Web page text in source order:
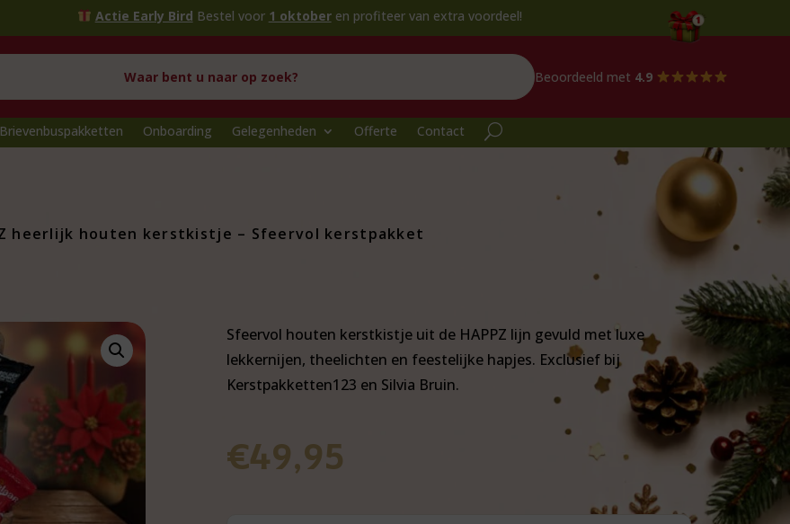
Early BirdBestel voor1 oktoberen profiteer van extra voordeel!
Beoordeeld met 4.9
Brievenbuspakketten Onboarding Gelegenheden Offerte Contact
heerlijk houten kerstkistje – Sfeervol kerstpakket
Sfeervol houten kerstkistje uit de HAPPZ lijn gevuld met luxe
lekkernijen, theelichten en feestelijke hapjes. Exclusief bij
Kerstpakketten123 en Silvia Bruin.
€49,95